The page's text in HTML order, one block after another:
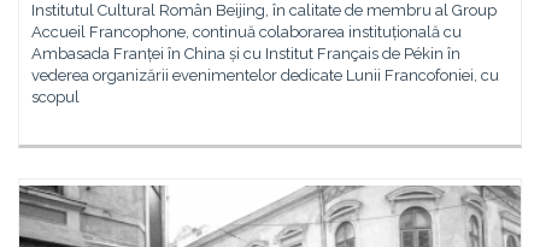
Institutul Cultural Român Beijing, în calitate de membru al Group
Accueil Francophone, continuă colaborarea instituțională cu
Ambasada Franței în China și cu Institut Français de Pékin în
vederea organizării evenimentelor dedicate Lunii Francofoniei, cu
scopul